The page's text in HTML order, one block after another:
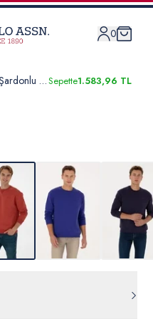
0
Erkek Comfort Fit Bisiklet Yaka Şardonlu Gül Kurusu Basic SweatshirtSepette1.583,96 TL